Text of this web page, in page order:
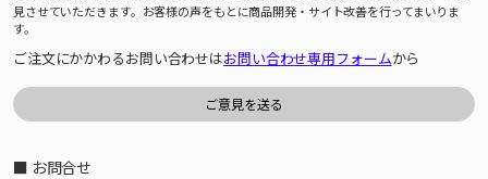
見させていただきます。お客様の声をもとに商品開発・サイト改善を行ってまいりま
す。
ご注文にかかわるお問い合わせはお問い合わせ専用フォームから
■ お問合せ